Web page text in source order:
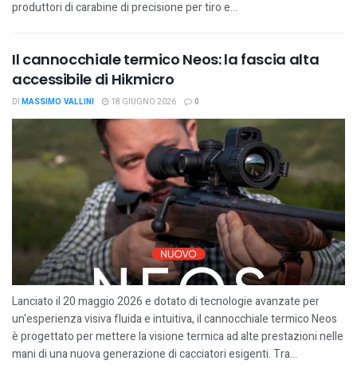
produttori di carabine di precisione per tiro e...
Il cannocchiale termico Neos: la fascia alta
accessibile di Hikmicro
DI MASSIMO VALLINI 18 GIUGNO 2026 0
Lanciato il 20 maggio 2026 e dotato di tecnologie avanzate per
un'esperienza visiva fluida e intuitiva, il cannocchiale termico Neos
è progettato per mettere la visione termica ad alte prestazioni nelle
mani di una nuova generazione di cacciatori esigenti. Tra...